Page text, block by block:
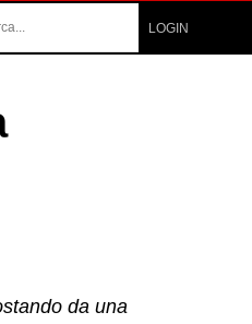
LOGIN
da una